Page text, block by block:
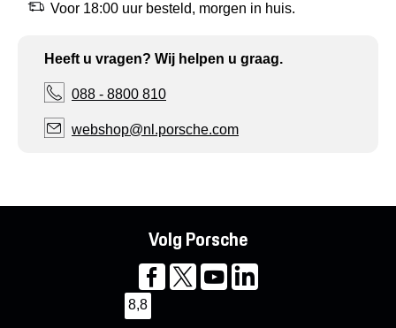
Voor 18:00 uur besteld, morgen in huis.
Heeft u vragen? Wij helpen u graag.
088 - 8800 810
webshop@nl.porsche.com
Volg Porsche
8,8